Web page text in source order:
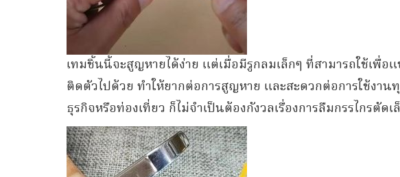
เทมชิ้นนี้จะสูญหายได้ง่าย แต่เมื่อมีรูกลมเล็กๆ ที่สามารถใช้เพื่
ติดตัวไปด้วย ทำให้ยากต่อการสูญหาย และสะดวกต่อการใช้งาน
ธุรกิจหรือท่องเที่ยว ก็ไม่จำเป็นต้องกังวลเรื่องการลืมกรรไกรตัด